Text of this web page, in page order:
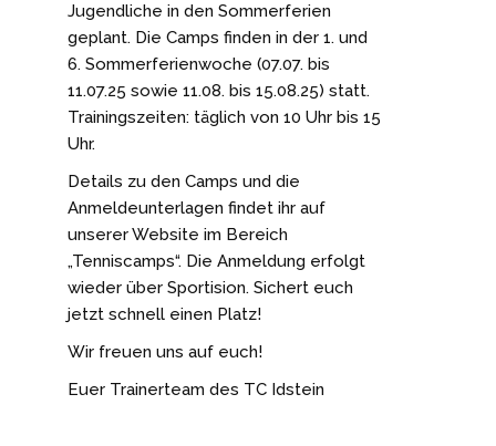
Jugendliche in den Sommerferien
geplant. Die Camps finden in der 1. und
6. Sommerferienwoche (07.07. bis
11.07.25 sowie 11.08. bis 15.08.25) statt.
Trainingszeiten: täglich von 10 Uhr bis 15
Uhr.
Details zu den Camps und die
Anmeldeunterlagen findet ihr auf
unserer Website im Bereich
„Tenniscamps“. Die Anmeldung erfolgt
wieder über Sportision. Sichert euch
jetzt schnell einen Platz!
Wir freuen uns auf euch!
Euer Trainerteam des TC Idstein